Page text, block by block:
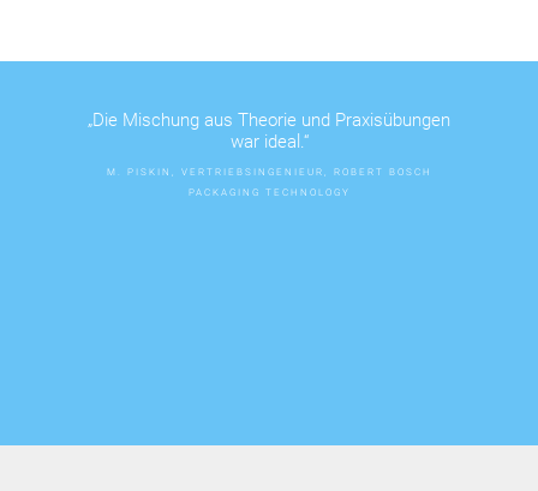
„Die Mischung aus Theorie und Praxisübungen
war ideal.“
M. PISKIN, VERTRIEBSINGENIEUR, ROBERT BOSCH
PACKAGING TECHNOLOGY